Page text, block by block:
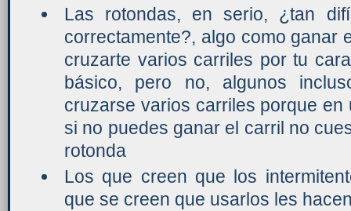
Las rotondas, en serio, ¿tan
correctamente?, algo como ganar
cruzarte varios carriles por tu
básico, pero no, algunos
cruzarse varios carriles porque
si no puedes ganar el carril no
rotonda
Los que creen que los
que se creen que usarlos les